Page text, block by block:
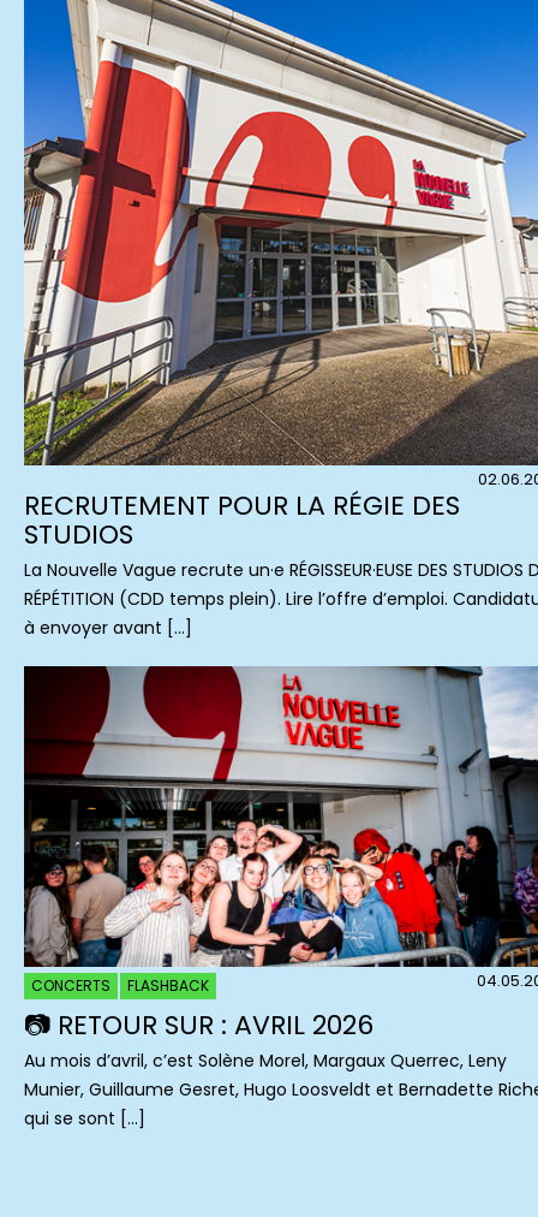
RECRUTEMENT POUR LA RÉGIE DES
STUDIOS
La Nouvelle Vague recrute un·e RÉGISSEUR·EUSE DES STUDIOS
RÉPÉTITION (CDD temps plein). Lire l’offre d’emploi.
à envoyer avant […]
CONCERTS FLASHBACK
📷 RETOUR SUR : AVRIL 2026
Au mois d’avril, c’est Solène Morel, Margaux Querrec, Leny
Munier, Guillaume Gesret, Hugo Loosveldt et Bernadette
qui se sont […]